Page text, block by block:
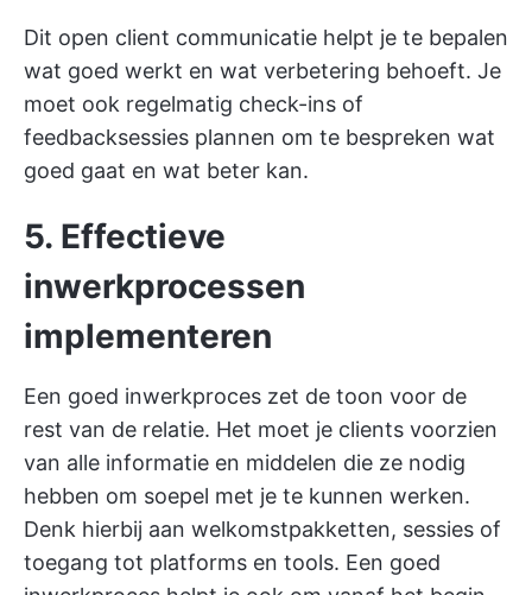
Dit open client communicatie helpt je te bepalen
wat goed werkt en wat verbetering behoeft. Je
moet ook regelmatig check-ins of
feedbacksessies plannen om te bespreken wat
goed gaat en wat beter kan.
5. Effectieve
inwerkprocessen
implementeren
Een goed inwerkproces zet de toon voor de
rest van de relatie. Het moet je clients voorzien
van alle informatie en middelen die ze nodig
hebben om soepel met je te kunnen werken.
Denk hierbij aan welkomstpakketten, sessies of
toegang tot platforms en tools. Een goed